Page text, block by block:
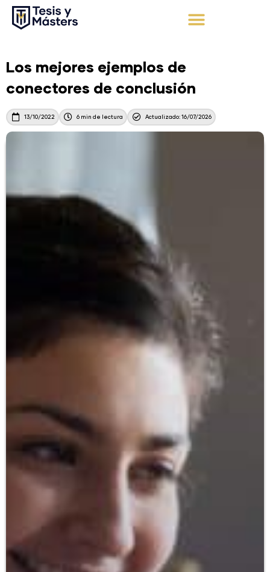
Los mejores ejemplos de
conectores de conclusión
13/10/2022 6 min de lectura Actualizado: 16/07/2026